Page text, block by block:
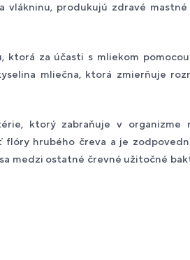
vlákninu, produkujú zdravé
ktorá za účasti s mliekom
mliečna, ktorá zmierňuje
ktorý zabraňuje v organizme
flóry hrubého čreva a je
medzi ostatné črevné užitočné